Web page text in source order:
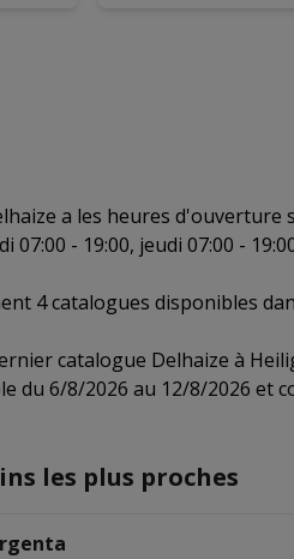
a les heures d'ouverture
07:00 - 19:00, jeudi 07:00 -
4 catalogues disponibles
catalogue Delhaize à
du 6/8/2026 au 12/8/2026 et
les plus proches